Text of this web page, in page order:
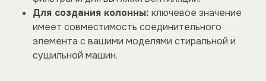
Для создания колонны: ключевое значение
имеет совместимость соединительного
элемента с вашими моделями стиральной и
сушильной машин.